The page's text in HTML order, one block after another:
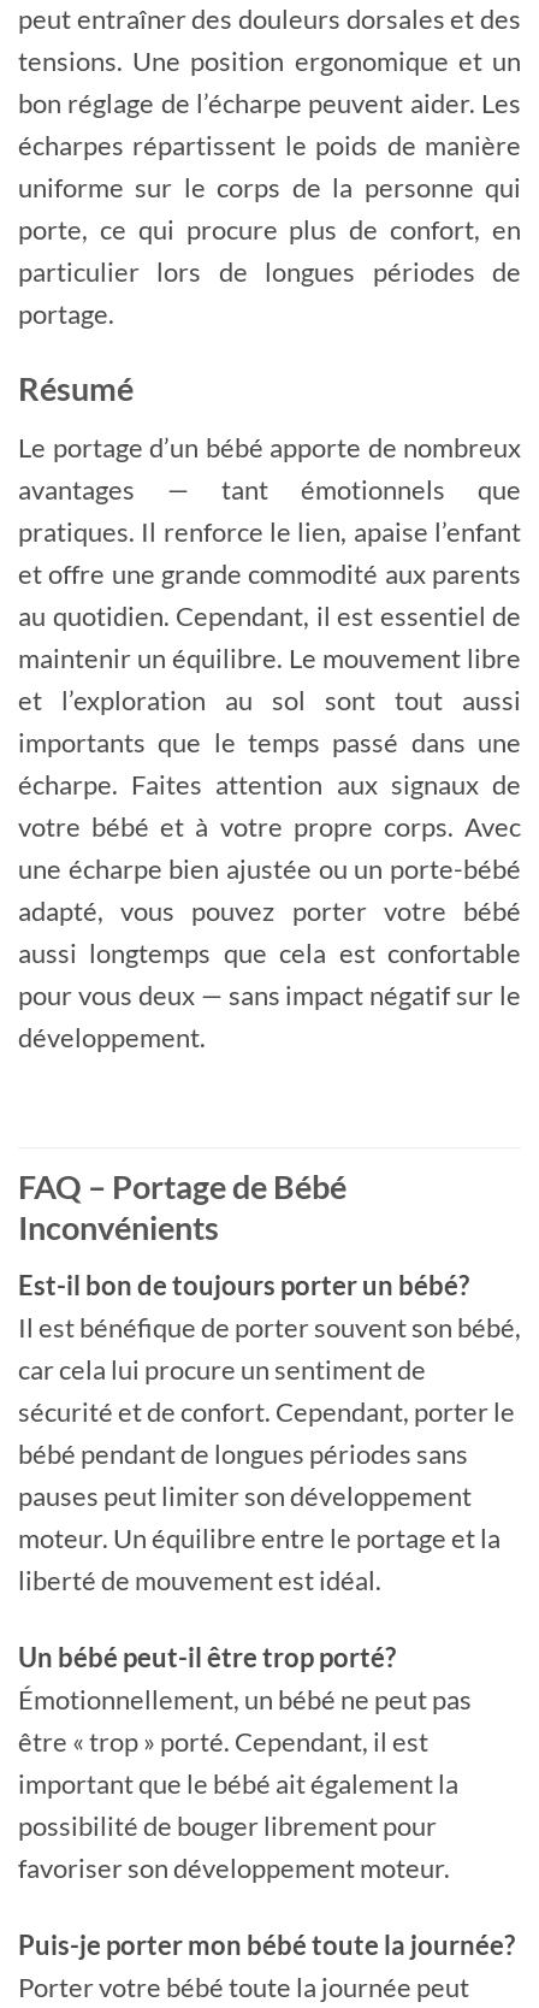
peut entraîner des douleurs dorsales et des
tensions. Une position ergonomique et un
bon réglage de l’écharpe peuvent aider. Les
écharpes répartissent le poids de manière
uniforme sur le corps de la personne qui
porte, ce qui procure plus de confort, en
particulier lors de longues périodes de
portage.
Résumé
Le portage d’un bébé apporte de nombreux
avantages — tant émotionnels que
pratiques. Il renforce le lien, apaise l’enfant
et offre une grande commodité aux parents
au quotidien. Cependant, il est essentiel de
maintenir un équilibre. Le mouvement libre
et l’exploration au sol sont tout aussi
importants que le temps passé dans une
écharpe. Faites attention aux signaux de
votre bébé et à votre propre corps. Avec
une écharpe bien ajustée ou un porte-bébé
adapté, vous pouvez porter votre bébé
aussi longtemps que cela est confortable
pour vous deux — sans impact négatif sur le
développement.
FAQ – Portage de Bébé
Inconvénients
Est-il bon de toujours porter un bébé?
Il est bénéfique de porter souvent son bébé,
car cela lui procure un sentiment de
sécurité et de confort. Cependant, porter le
bébé pendant de longues périodes sans
pauses peut limiter son développement
moteur. Un équilibre entre le portage et la
liberté de mouvement est idéal.
Un bébé peut-il être trop porté?
Émotionnellement, un bébé ne peut pas
être « trop » porté. Cependant, il est
important que le bébé ait également la
possibilité de bouger librement pour
favoriser son développement moteur.
Puis-je porter mon bébé toute la journée?
Porter votre bébé toute la journée peut